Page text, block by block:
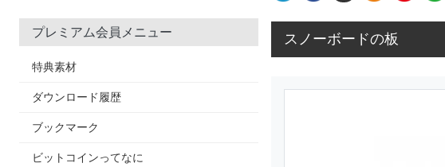
プレミアム会員メニュー
特典素材
ダウンロード履歴
ブックマーク
ビットコインってなに
スノーボードの板